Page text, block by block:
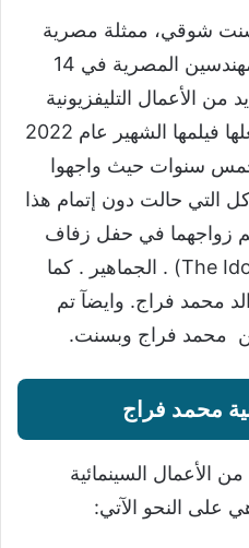
شوقي، ممثلة مصرية
الجنسية، ولدت في مدينة المهندسين المصرية في 14
العديد من الأعمال التليفزيونية
في السينما المصرية، مما جعلها فيلمها الشهير عام 2022
سنوات حيث واجهوا
التي حالت دون إتمام هذا
، وفي عام 2022 م تم زواجهما في حفل زفاف
اقتبس فكرته من فيلم (The Idol of) . الجماهير . كما
محمد فراج. وايضآ تم
محمد فراج وبسنت.
محمد فراج
الأعمال السينمائية
على النحو الآتي: